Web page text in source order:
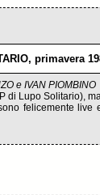
primavera
e IVAN PIOMBINO
di Lupo Solitario),
felicemente